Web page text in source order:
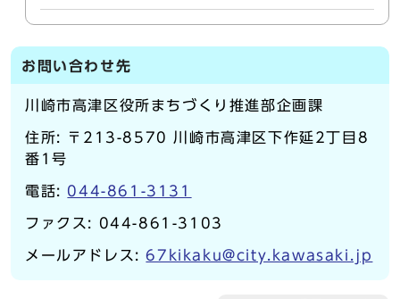
お問い合わせ先
川崎市高津区役所まちづくり推進部企画課
住所: 〒213-8570 川崎市高津区下作延2丁目8
番1号
電話: 044-861-3131
ファクス: 044-861-3103
メールアドレス:67kikaku@city.kawasaki.jp